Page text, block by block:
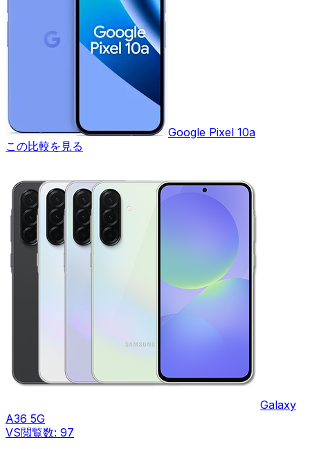
Google Pixel 10a
この比較を見る
Galaxy
A36 5G
VS閲覧数: 97